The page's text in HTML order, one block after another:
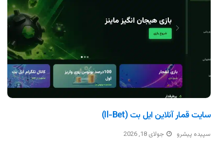
سایت قمار آنلاین ایل بت (il-Bet)
سپیده پیشرو جولای 18, 2026